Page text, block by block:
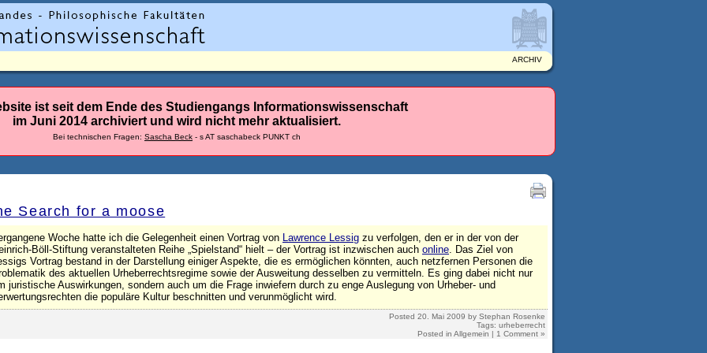
ARCHIV
ist seit dem Ende des Studiengangs Informationswissenschaft
im Juni 2014 archiviert und wird nicht mehr aktualisiert.
Bei technischen Fragen: Sascha Beck - s AT saschabeck PUNKT ch
Search for a moose
Woche hatte ich die Gelegenheit einen Vortrag von Lawrence Lessig zu verfolgen, den er in der von der
Böll-Stiftung veranstalteten Reihe „Spielstand“ hielt – der Vortrag ist inzwischen auch online. Das Ziel von
Vortrag bestand in der Darstellung einiger Aspekte, die es ermöglichen könnten, auch netzfernen Personen die
des aktuellen Urheberrechtsregime sowie der Ausweitung desselben zu vermitteln. Es ging dabei nicht nur
juristische Auswirkungen, sondern auch um die Frage inwiefern durch zu enge Auslegung von Urheber- und
die populäre Kultur beschnitten und verunmöglicht wird.
Posted 20. Mai 2009 by Stephan Rosenke
Tags: urheberrecht
Posted in Allgemein | 1 Comment »